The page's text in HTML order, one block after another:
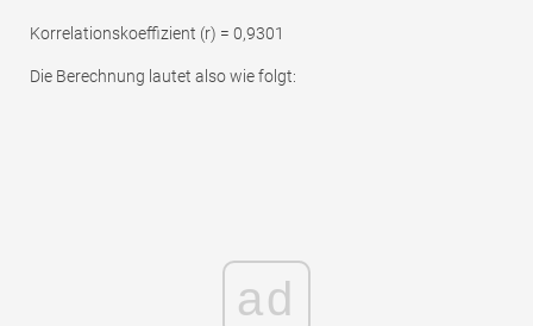
Korrelationskoeffizient (r) = 0,9301
Die Berechnung lautet also wie folgt:
ad